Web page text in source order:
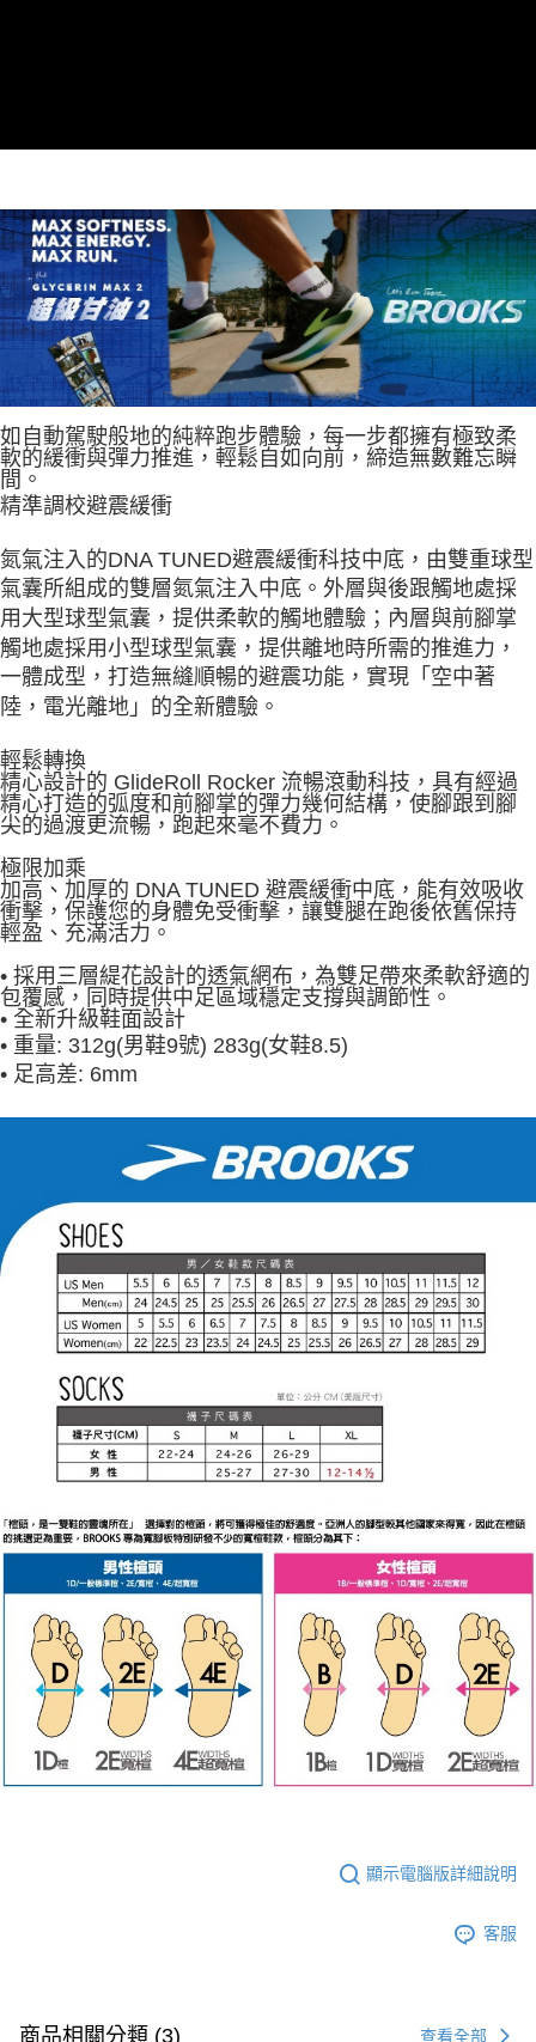
如自動駕駛般地的純粹跑步體驗，每一步都擁有極致柔
軟的緩衝與彈力推進，輕鬆自如向前，締造無數難忘瞬
間。
精準調校避震緩衝
氮氣注入的DNA TUNED避震緩衝科技中底，由雙重球型
氣囊所組成的雙層氮氣注入中底。外層與後跟觸地處採
用大型球型氣囊，提供柔軟的觸地體驗；內層與前腳掌
觸地處採用小型球型氣囊，提供離地時所需的推進力，
一體成型，打造無縫順暢的避震功能，實現「空中著
陸，電光離地」的全新體驗。
輕鬆轉換
精心設計的 GlideRoll Rocker 流暢滾動科技，具有經過
精心打造的弧度和前腳掌的彈力幾何結構，使腳跟到腳
尖的過渡更流暢，跑起來毫不費力。
極限加乘
加高、加厚的 DNA TUNED 避震緩衝中底，能有效吸收
衝擊，保護您的身體免受衝擊，讓雙腿在跑後依舊保持
輕盈、充滿活力。
• 採用三層緹花設計的透氣網布，為雙足帶來柔軟舒適的
包覆感，同時提供中足區域穩定支撐與調節性。
• 全新升級鞋面設計
• 重量: 312g(男鞋9號) 283g(女鞋8.5)
• 足高差: 6mm
顯示電腦版詳細說明
客服
商品相關分類 (3) 查看全部